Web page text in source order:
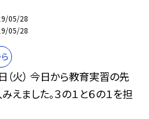
05/28
05/28
（火） 今日から教育実習の先
えました。３の１と６の１を担